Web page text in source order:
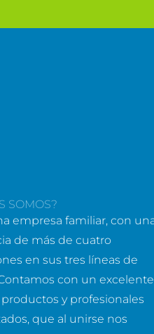
SOMOS?
empresa familiar, con
de más de cuatro
en sus tres líneas de
con un excelente
y profesionales
que al unirse nos